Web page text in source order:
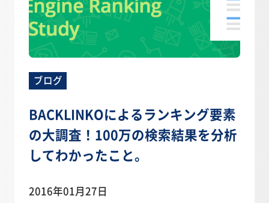
ブログ
BACKLINKOによるランキング要素
の大調査！100万の検索結果を分析
してわかったこと。
2016年01月27日